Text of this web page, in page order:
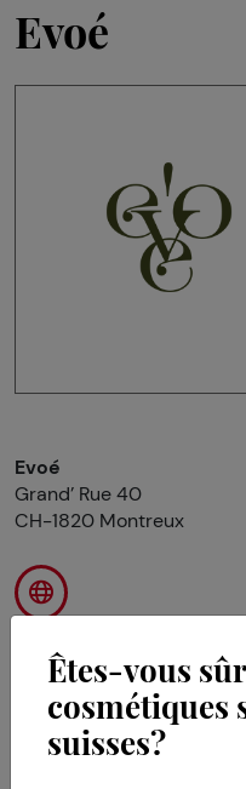
Evoé
Evoé
Grand’ Rue 40
CH-1820 Montreux
RETOUR
Êtes-vous
cosmétiques
suisses?